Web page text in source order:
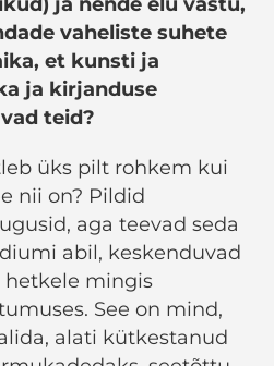
vaheliste suhete
et kunsti ja
ja kirjanduse
teid?
üks pilt rohkem kui
nii on? Pildid
aga teevad seda
abil, keskenduvad
hetkele mingis
See on mind,
alati kütkestanud